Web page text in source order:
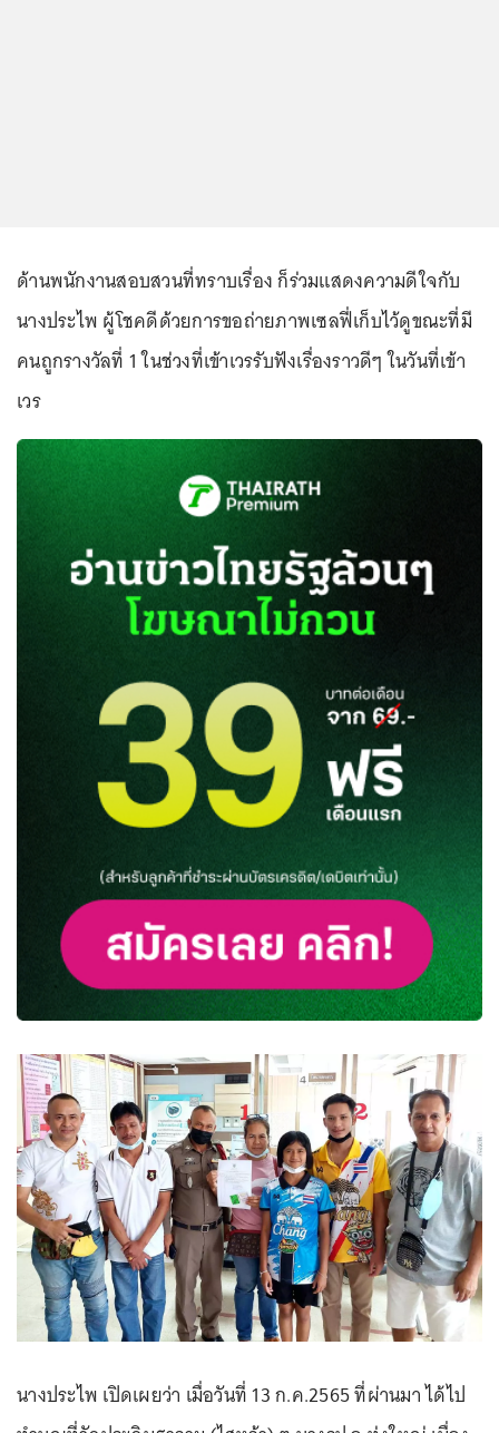
ด้านพนักงานสอบสวนที่ทราบเรื่อง ก็ร่วมแสดงความดีใจกับ
นางประไพ ผู้โชคดีด้วยการขอถ่ายภาพเซลฟี่เก็บไว้ดูขณะที่มี
คนถูกรางวัลที่ 1 ในช่วงที่เข้าเวรรับฟังเรื่องราวดีๆ ในวันที่เข้า
เวร
นางประไพ เปิดเผยว่า เมื่อวันที่ 13 ก.ค.2565 ที่ผ่านมา ได้ไป